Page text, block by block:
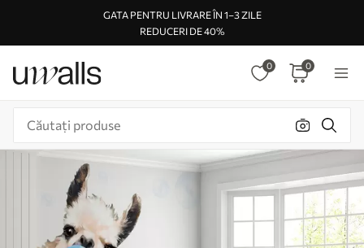
GATA PENTRU LIVRARE ÎN 1–3 ZILE
REDUCERI DE 40%
0 0